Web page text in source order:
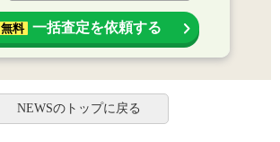
無料 一括査定を依頼する
NEWSのトップに戻る